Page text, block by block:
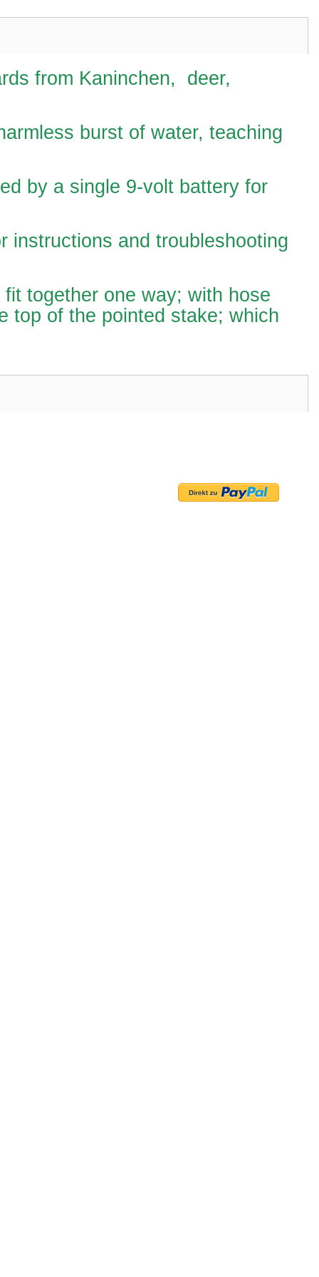
from Kaninchen, deer,
burst of water, teaching
by a single 9-volt battery for
instructions and troubleshooting
together one way; with hose
top of the pointed stake; which